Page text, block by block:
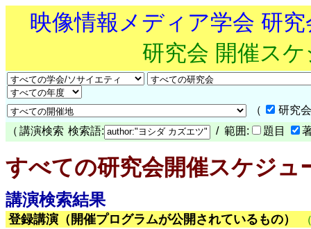
映像情報メディア学会 研
研究会 開催ス
（
研究
（ 講演検索 検索語: / 範囲: 題目
すべての研究会開催スケジュ
講演検索結果
登録講演（開催プログラムが公開されているもの）